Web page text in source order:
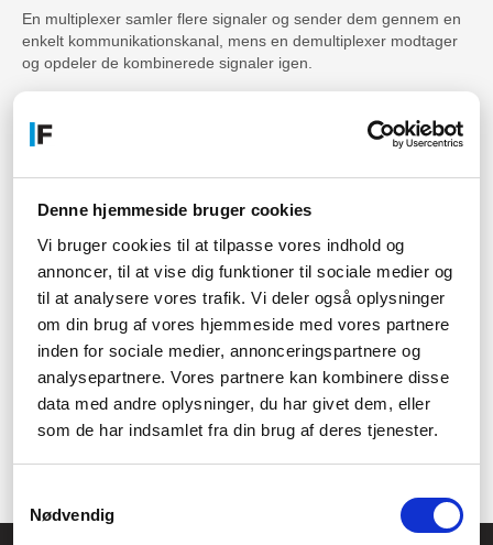
Denne hjemmeside bruger cookies
Vi bruger cookies til at tilpasse vores indhold og
annoncer, til at vise dig funktioner til sociale medier og
til at analysere vores trafik. Vi deler også oplysninger
om din brug af vores hjemmeside med vores partnere
inden for sociale medier, annonceringspartnere og
analysepartnere. Vores partnere kan kombinere disse
data med andre oplysninger, du har givet dem, eller
som de har indsamlet fra din brug af deres tjenester.
Nødvendig
En multiplexer samler flere signaler og sender dem gennem en
enkelt kommunikationskanal, mens en demultiplexer modtager
og opdeler de kombinerede signaler igen.
der?
Tidsmultiplexere, frekvensmultiplexere og
Hvordan fungerer en tidsmultiplexer?
En tidsmultiplexer sender de forskellige signaler på skiftevis
gennem den samme kommunikationskanal ved at tilføje en
tidskode til hvert signal.
Hvor ofte bruges multiplexere?
Multiplexere bruges i mange forskellige betingelser og
indstillinger, hvor der er behov for at overføre flere signaler